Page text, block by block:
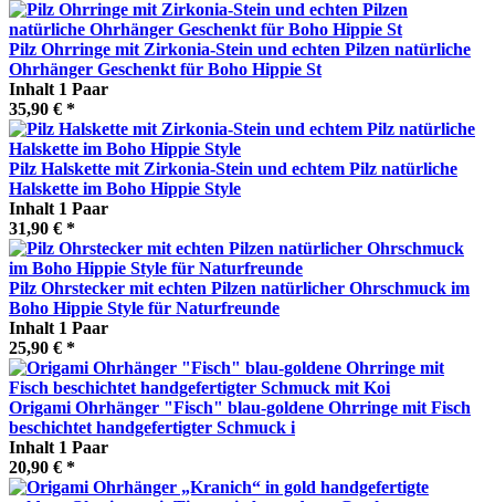
Pilz Ohrringe mit Zirkonia-Stein und echten Pilzen natürliche
Ohrhänger Geschenkt für Boho Hippie St
Inhalt 1 Paar
35,90 € *
Pilz Halskette mit Zirkonia-Stein und echtem Pilz natürliche
Halskette im Boho Hippie Style
Inhalt 1 Paar
31,90 € *
Pilz Ohrstecker mit echten Pilzen natürlicher Ohrschmuck im
Boho Hippie Style für Naturfreunde
Inhalt 1 Paar
25,90 € *
Origami Ohrhänger "Fisch" blau-goldene Ohrringe mit Fisch
beschichtet handgefertigter Schmuck i
Inhalt 1 Paar
20,90 € *